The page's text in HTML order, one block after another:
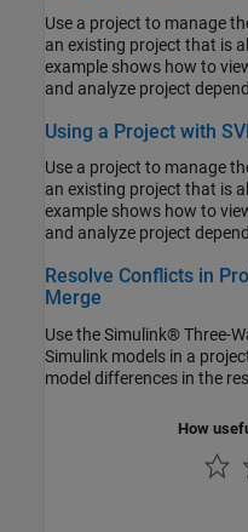
Use a project to manage
an existing project that is
example shows how to
and analyze project
Using a Project with
Use a project to manage
an existing project that is
example shows how to
and analyze project
Resolve Conflicts in
Merge
Use the Simulink® Three-
Simulink models in a
model differences in the
How